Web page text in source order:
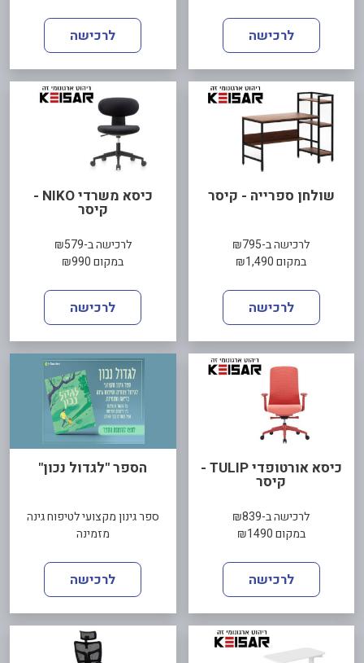
לרכישה לרכישה
שולחן ספרייה - קיסר
לרכישה ב-₪795
במקום ₪1,490
לרכישה
כיסא משרדי NIKO -
קיסר
לרכישה ב-₪579
במקום ₪990
לרכישה
כיסא אורטופדי TULIP -
קיסר
לרכישה ב-₪839
במקום ₪1490
לרכישה
הספר "לגדול נכון"
ספר גינון מקצועי לטיפוח גינה
מזמינה
לרכישה